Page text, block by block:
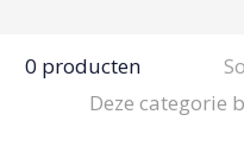
0 producten
Deze categorie